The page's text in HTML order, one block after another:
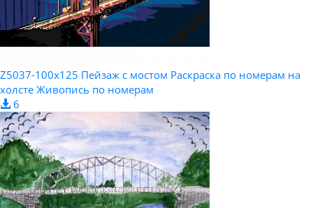
Z5037-100x125 Пейзаж с мостом Раскраска по номерам на
холсте Живопись по номерам
6